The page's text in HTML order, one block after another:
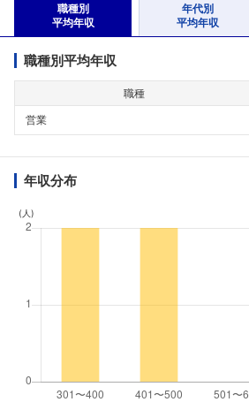
職種別
平均年収
年代別
平均年収
職種別平均年収
職種
営業
年収分布
(人)